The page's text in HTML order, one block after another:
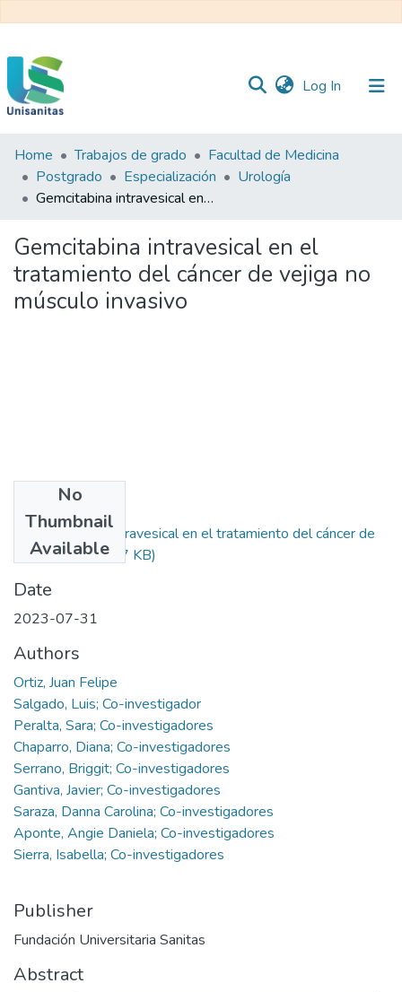
Log In (current)
Inicio
Web
Unisanitas
Web
Home Trabajos de grado
Facultad de Medicina
Postgrado
Especialización
Urología
Gemcitabina intravesical en el tratamiento del cáncer de vejiga no músculo invasivo
Gemcitabina intravesical en el
tratamiento del cáncer de vejiga no
músculo invasivo
No
Thumbnail
Available
Gemcitabina intravesical en el tratamiento del cáncer de
vejiga.pdf(474.27 KB)
Date
2023-07-31
Authors
Ortiz, Juan Felipe
Salgado, Luis; Co-investigador
Peralta, Sara; Co-investigadores
Chaparro, Diana; Co-investigadores
Serrano, Briggit; Co-investigadores
Gantiva, Javier; Co-investigadores
Saraza, Danna Carolina; Co-investigadores
Aponte, Angie Daniela; Co-investigadores
Sierra, Isabella; Co-investigadores
Publisher
Fundación Universitaria Sanitas
Abstract